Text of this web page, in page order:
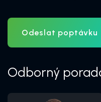
Odeslat poptávku
Odborný